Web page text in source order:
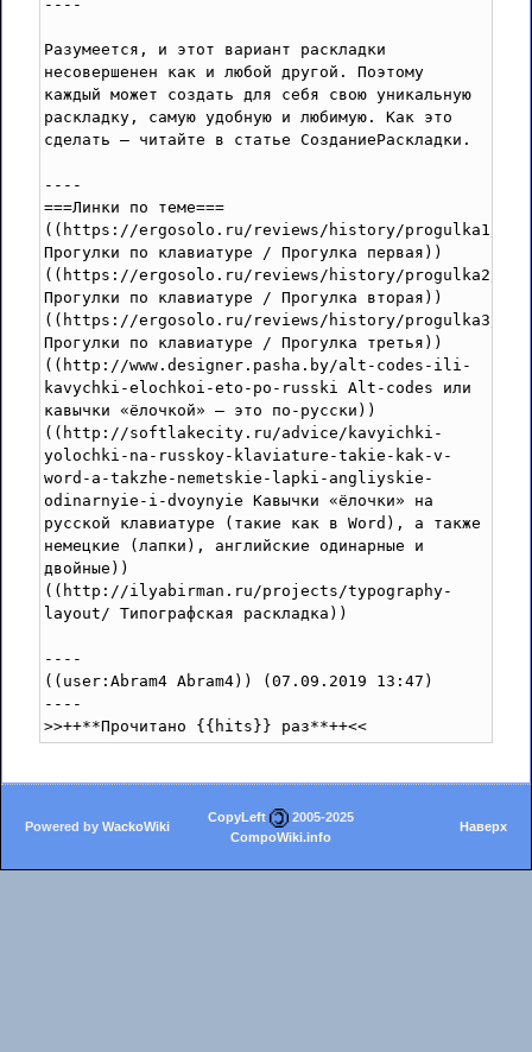
----
Разумеется, и этот вариант раскладки
несовершенен как и любой другой. Поэтому
каждый может создать для себя свою уникальную
раскладку, самую удобную и любимую. Как это
сделать — читайте в статье СозданиеРаскладки.
----
===Линки по теме===
((https://ergosolo.ru/reviews/history/progulka1/
Прогулки по клавиатуре / Прогулка первая))
((https://ergosolo.ru/reviews/history/progulka2/
Прогулки по клавиатуре / Прогулка вторая))
((https://ergosolo.ru/reviews/history/progulka3/
Прогулки по клавиатуре / Прогулка третья))
((http://www.designer.pasha.by/alt-codes-ili-
kavychki-elochkoi-eto-po-russki Alt-codes или
кавычки «ёлочкой» — это по-русски))
((http://softlakecity.ru/advice/kavyichki-
yolochki-na-russkoy-klaviature-takie-kak-v-
word-a-takzhe-nemetskie-lapki-angliyskie-
odinarnyie-i-dvoynyie Кавычки «ёлочки» на
русской клавиатуре (такие как в Word), а также
немецкие (лапки), английские одинарные и
двойные))
((http://ilyabirman.ru/projects/typography-
layout/ Типографская раскладка))
----
((user:Abram4 Abram4)) (07.09.2019 13:47)
----
>>++**Прочитано {{hits}} раз**++<<
Powered by WackoWiki
CopyLeft
2005-2025
CompoWiki.info
Наверх